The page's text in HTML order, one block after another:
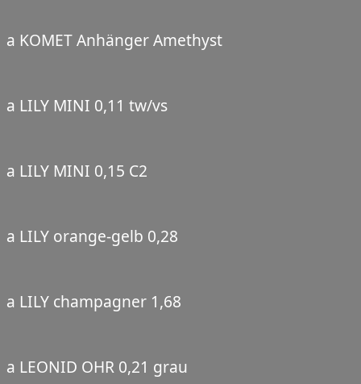
a KOMET Anhänger Amethyst
a LILY MINI 0,11 tw/vs
a LILY MINI 0,15 C2
a LILY orange-gelb 0,28
a LILY champagner 1,68
a LEONID OHR 0,21 grau